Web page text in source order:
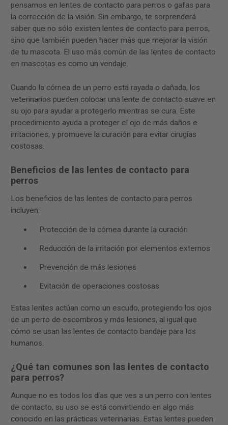
pensamos en lentes de contacto para perros o gafas para
la corrección de la visión. Sin embargo, te sorprenderá
saber que no sólo existen lentes de contacto para perros,
sino que también pueden hacer más que mejorar la visión
de tu mascota. El uso más común de las lentes de contacto
en mascotas es como un vendaje.
Cuando la córnea de un perro está rayada o dañada, los
veterinarios pueden colocar una lente de contacto suave en
su ojo para ayudar a protegerlo mientras se cura. Este
procedimiento ayuda a proteger el ojo de más daños e
irritaciones, y promueve la curación para evitar cirugías
costosas.
Beneficios de las lentes de contacto para
perros
Los beneficios de las lentes de contacto para perros
incluyen:
Protección de la córnea durante la curación
Reducción de la irritación por elementos externos
Prevención de más lesiones
Evitación de operaciones costosas
Estas lentes actúan como un escudo, protegiendo los ojos
de un perro de escombros y más lesiones, al igual que
cómo se usan las lentes de contacto bandaje para los
humanos.
¿Qué tan comunes son las lentes de contacto
para perros?
Aunque no es todos los días que ves a un perro con lentes
de contacto, su uso se está convirtiendo en algo más
conocido en las prácticas veterinarias. Estas lentes pueden